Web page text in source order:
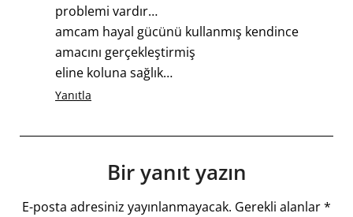
problemi vardır…
amcam hayal gücünü kullanmış kendince
amacını gerçekleştirmiş
eline koluna sağlık…
Yanıtla
Bir yanıt yazın
E-posta adresiniz yayınlanmayacak. Gerekli alanlar*